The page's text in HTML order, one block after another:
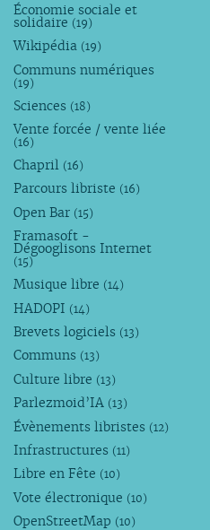
Économie sociale et
solidaire (19)
Wikipédia (19)
Communs numériques
(19)
Sciences (18)
Vente forcée / vente liée
(16)
Chapril (16)
Parcours libriste (16)
Open Bar (15)
Framasoft -
Dégooglisons Internet
(15)
Musique libre (14)
HADOPI (14)
Brevets logiciels (13)
Communs (13)
Culture libre (13)
Parlezmoid’IA (13)
Évènements libristes (12)
Infrastructures (11)
Libre en Fête (10)
Vote électronique (10)
OpenStreetMap (10)